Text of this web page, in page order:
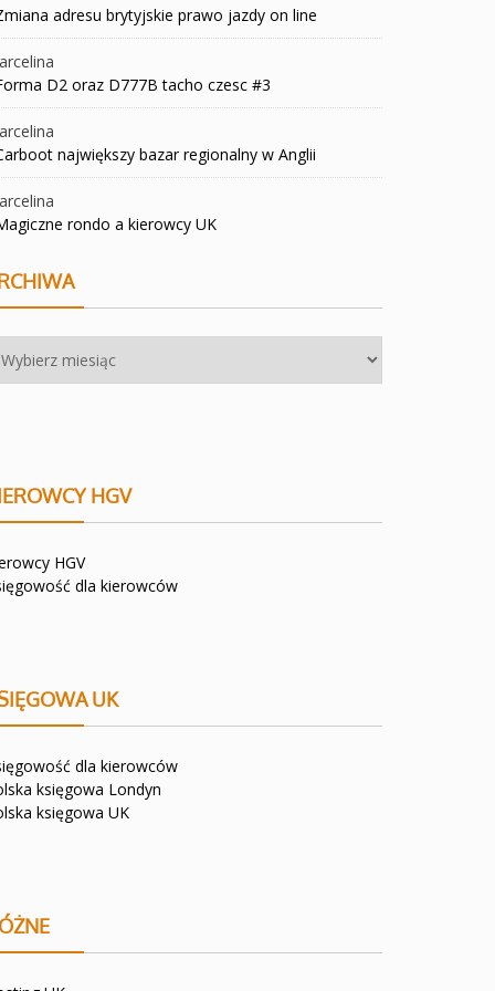
adresu brytyjskie prawo jazdy on line
D2 oraz D777B tacho czesc #3
największy bazar regionalny w Anglii
rondo a kierowcy UK
HGV
HGV
dla kierowców
UK
dla kierowców
księgowa Londyn
księgowa UK